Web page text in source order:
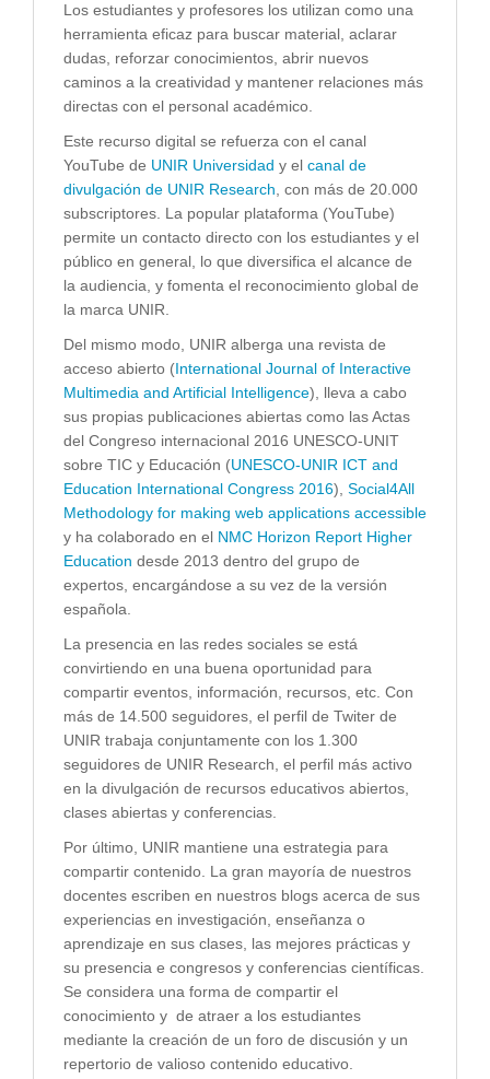
Los estudiantes y profesores los utilizan como una
herramienta eficaz para buscar material, aclarar
dudas, reforzar conocimientos, abrir nuevos
caminos a la creatividad y mantener relaciones más
directas con el personal académico.
Este recurso digital se refuerza con el canal
YouTube de UNIR Universidad y el canal de
divulgación de UNIR Research , con más de 20.000
subscriptores. La popular plataforma (YouTube)
permite un contacto directo con los estudiantes y el
público en general, lo que diversifica el alcance de
la audiencia, y fomenta el reconocimiento global de
la marca UNIR.
Del mismo modo, UNIR alberga una revista de
acceso abierto (International Journal of Interactive
Multimedia and Artificial Intelligence), lleva a cabo
sus propias publicaciones abiertas como las Actas
del Congreso internacional 2016 UNESCO-UNIT
sobre TIC y Educación (UNESCO-UNIR ICT and
Education International Congress 2016), Social4All
Methodology for making web applications accessible
y ha colaborado en el NMC Horizon Report Higher
Education desde 2013 dentro del grupo de
expertos, encargándose a su vez de la versión
española.
La presencia en las redes sociales se está
convirtiendo en una buena oportunidad para
compartir eventos, información, recursos, etc. Con
más de 14.500 seguidores, el perfil de Twiter de
UNIR trabaja conjuntamente con los 1.300
seguidores de UNIR Research, el perfil más activo
en la divulgación de recursos educativos abiertos,
clases abiertas y conferencias.
Por último, UNIR mantiene una estrategia para
compartir contenido. La gran mayoría de nuestros
docentes escriben en nuestros blogs acerca de sus
experiencias en investigación, enseñanza o
aprendizaje en sus clases, las mejores prácticas y
su presencia e congresos y conferencias científicas.
Se considera una forma de compartir el
conocimiento y de atraer a los estudiantes
mediante la creación de un foro de discusión y un
repertorio de valioso contenido educativo.